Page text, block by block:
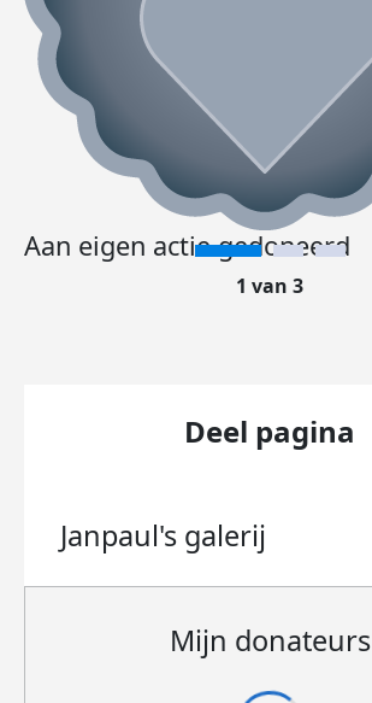
Aan eigen actie gedoneerd
1 van 3
Deel pagina
Janpaul's galerij
Mijn donateurs